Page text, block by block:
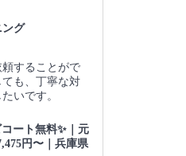
ング
することがで
も、丁寧な対
いです。
コート無料✨｜元
円〜｜兵庫県